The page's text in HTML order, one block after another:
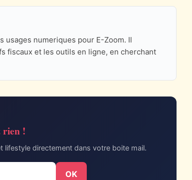
usages numeriques pour E-Zoom. Il
fiscaux et les outils en ligne, en cherchant
rien !
lifestyle directement dans votre boite mail.
OK